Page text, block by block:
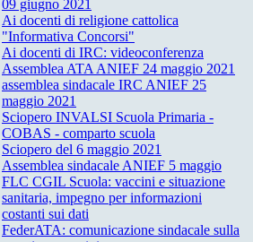
09 giugno 2021
Ai docenti di religione cattolica
"Informativa Concorsi"
Ai docenti di IRC: videoconferenza
Assemblea ATA ANIEF 24 maggio 2021
assemblea sindacale IRC ANIEF 25
maggio 2021
Sciopero INVALSI Scuola Primaria -
COBAS - comparto scuola
Sciopero del 6 maggio 2021
Assemblea sindacale ANIEF 5 maggio
FLC CGIL Scuola: vaccini e situazione
sanitaria, impegno per informazioni
costanti sui dati
FederATA: comunicazione sindacale sulla